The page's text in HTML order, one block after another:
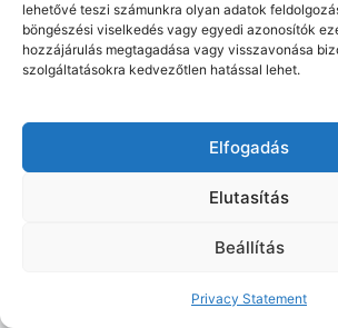
lehetővé teszi számunkra olyan adatok
böngészési viselkedés vagy egyedi azonosítók
hozzájárulás megtagadása vagy visszavonása
szolgáltatásokra kedvezőtlen hatással lehet.
Elfogadás
Elutasítás
Beállítás
Privacy Statement
MunipolisAdatvédelmi tájékoztató